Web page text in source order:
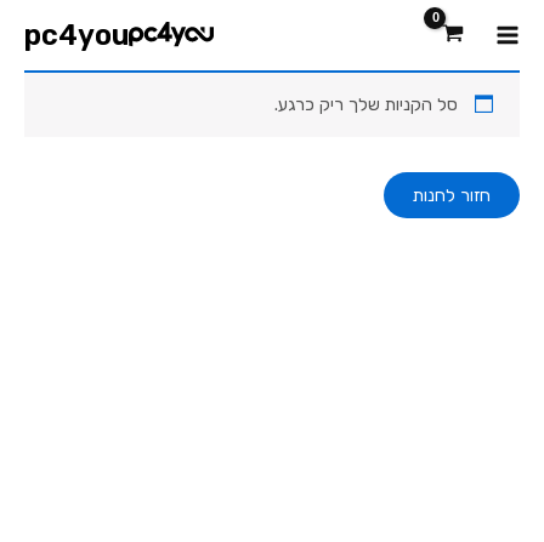
לתוכן
Main
Menu
pc4you עגלת קניות
סל הקניות שלך ריק כרגע.
חזור לחנות